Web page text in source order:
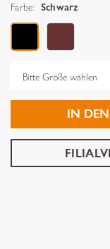
Farbe: Schwarz
IN